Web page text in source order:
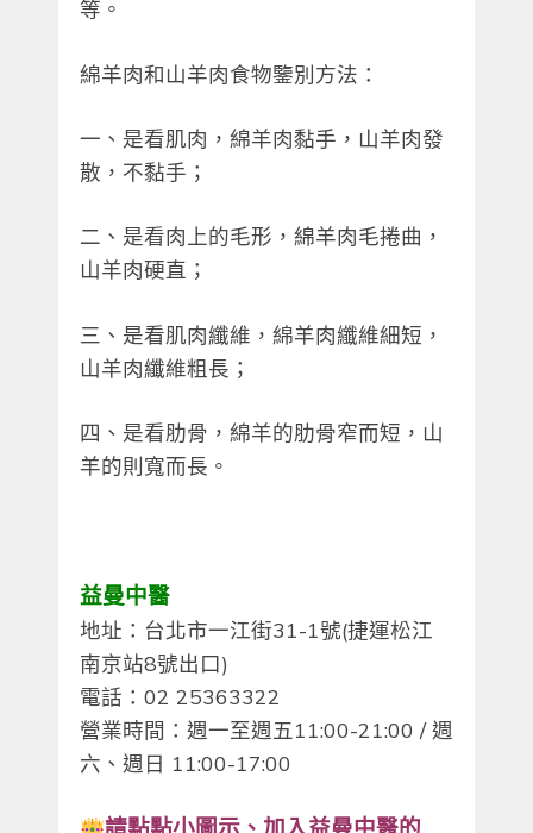
等。
綿羊肉和山羊肉食物鑒別方法：
一、是看肌肉，綿羊肉黏手，山羊肉發
散，不黏手；
二、是看肉上的毛形，綿羊肉毛捲曲，
山羊肉硬直；
三、是看肌肉纖維，綿羊肉纖維細短，
山羊肉纖維粗長；
四、是看肋骨，綿羊的肋骨窄而短，山
羊的則寬而長。
益曼中醫
地址：台北市一江街31-1號(捷運松江
南京站8號出口)
電話：02 25363322
營業時間：週一至週五11:00-21:00 / 週
六、週日 11:00-17:00